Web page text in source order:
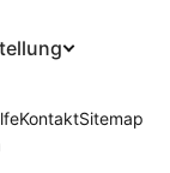
KontaktSitemap